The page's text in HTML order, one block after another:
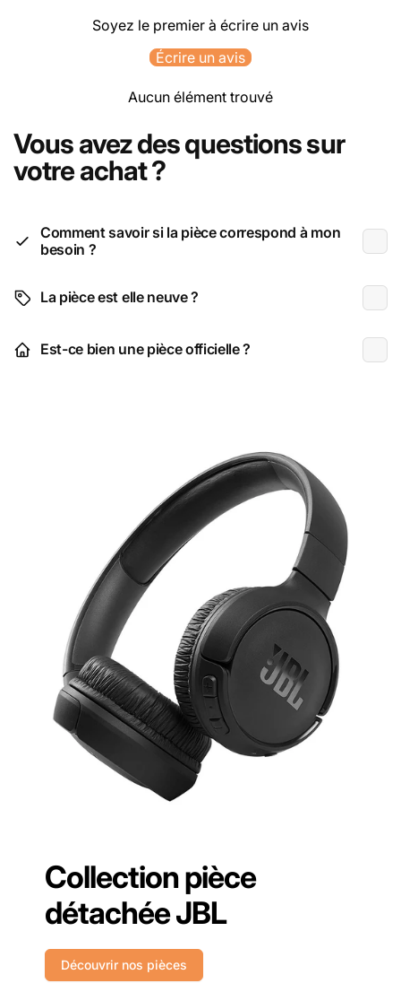
Soyez le premier à écrire un avis
Écrire un avis
Aucun élément trouvé
Vous avez des questions sur
votre achat ?
Comment savoir si la pièce correspond à mon
besoin ?
La pièce est elle neuve ?
Est-ce bien une pièce officielle ?
Collection pièce
détachée JBL
Découvrir nos pièces